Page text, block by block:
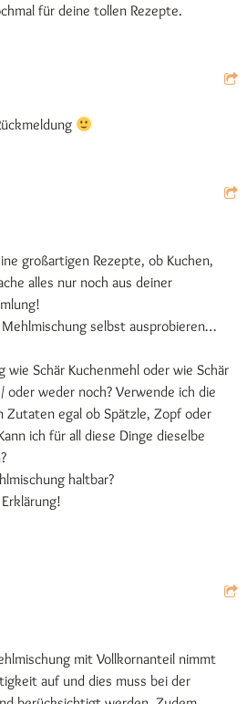
für deine tollen Rezepte.
großartigen Rezepte, ob Kuchen,
alles nur noch aus deiner
selbst ausprobieren…
wie Schär Kuchenmehl oder wie Schär
oder weder noch? Verwende ich die
Zutaten egal ob Spätzle, Zopf oder
ich für all diese Dinge dieselbe
haltbar?
mit Vollkornanteil nimmt
auf und dies muss bei der